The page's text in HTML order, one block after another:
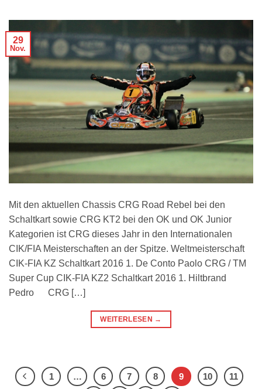
29
Nov.
Mit den aktuellen Chassis CRG Road Rebel bei den
Schaltkart sowie CRG KT2 bei den OK und OK Junior
Kategorien ist CRG dieses Jahr in den Internationalen
CIK/FIA Meisterschaften an der Spitze. Weltmeisterschaft
CIK-FIA KZ Schaltkart 2016 1. De Conto Paolo CRG / TM
Super Cup CIK-FIA KZ2 Schaltkart 2016 1. Hiltbrand
Pedro CRG […]
WEITERLESEN →
1 … 6 7 8 9 10
11